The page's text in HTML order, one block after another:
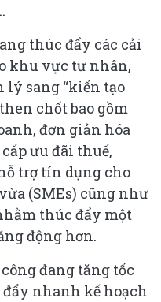
thúc đẩy các cải
khu vực tư nhân,
sang “kiến tạo
chốt bao gồm
đơn giản hóa
ưu đãi thuế,
trợ tín dụng cho
(SMEs) cũng như
thúc đẩy một
động hơn.
đang tăng tốc
nhanh kế hoạch